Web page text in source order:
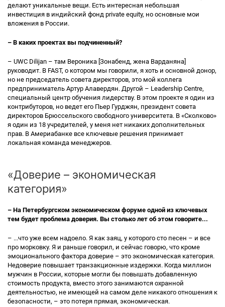
делают уникальные вещи. Есть интересная небольшая
инвестиция в индийский фонд private equity, но основные мои
вложения в России.
– В каких проектах вы подчиненный?
– UWC Dilijan – там Вероника [Зонабенд, жена Варданяна]
руководит. В FAST, о котором мы говорили, я хоть и основной донор,
но не председатель совета директоров, это мой коллега
предприниматель Артур Алавердян. Другой – Leadership Centre,
специальный центр обучения лидерству. В этом проекте я один из
контрибуторов, но ведет его Пьер Гурджян, президент совета
директоров Брюссельского свободного университета. В «Сколково»
я один из 18 учредителей, у меня нет никаких дополнительных
прав. В Америабанке все ключевые решения принимает
локальная команда менеджеров.
«Доверие – экономическая
категория»
– На Петербургском экономическом форуме одной из ключевых
тем будет проблема доверия. Вы столько лет об этом говорите...
– ...что уже всем надоело. Я как заяц, у которого сто песен – и все
про морковку. Я и раньше говорил, и сейчас говорю, что кроме
эмоционального фактора доверие – это экономическая категория.
Недоверие повышает транзакционные издержки. Когда миллион
мужчин в России, которые могли бы повышать добавленную
стоимость продукта, вместо этого занимаются охранной
деятельностью, не имеющей на самом деле никакого отношения к
безопасности, – это потеря прямая, экономическая.